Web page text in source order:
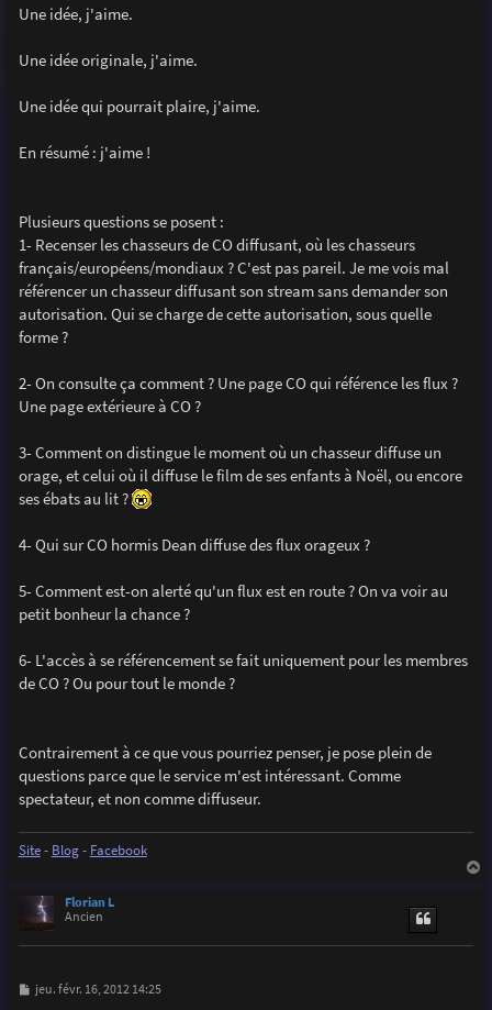
s
s
e
Une idée, j'aime.
Une idée originale, j'aime.
Une idée qui pourrait plaire, j'aime.
En résumé : j'aime !
Plusieurs questions se posent :
1- Recenser les chasseurs de CO diffusant, où les chasseurs
français/européens/mondiaux ? C'est pas pareil. Je me vois mal
référencer un chasseur diffusant son stream sans demander son
autorisation. Qui se charge de cette autorisation, sous quelle
forme ?
2- On consulte ça comment ? Une page CO qui référence les flux ?
Une page extérieure à CO ?
3- Comment on distingue le moment où un chasseur diffuse un
orage, et celui où il diffuse le film de ses enfants à Noël, ou encore
ses ébats au lit ?
4- Qui sur CO hormis Dean diffuse des flux orageux ?
5- Comment est-on alerté qu'un flux est en route ? On va voir au
petit bonheur la chance ?
6- L'accès à se référencement se fait uniquement pour les membres
de CO ? Ou pour tout le monde ?
Contrairement à ce que vous pourriez penser, je pose plein de
questions parce que le service m'est intéressant. Comme
spectateur, et non comme diffuseur.
Site- Blog- Facebook
Florian L
Ancien
M
jeu. févr. 16, 2012 14:25